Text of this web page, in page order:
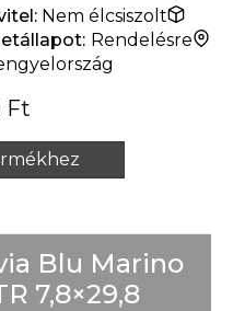
Nem élcsiszolt
Rendelésre
Ft
Blu Marino
7,8×29,8